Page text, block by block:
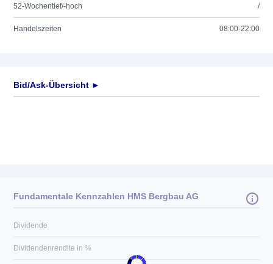
52-Wochentief/-hoch /
Handelszeiten 08:00-22:00
Bid/Ask-Übersicht ►
Fundamentale Kennzahlen HMS Bergbau AG
Dividende
Dividendenrendite in %